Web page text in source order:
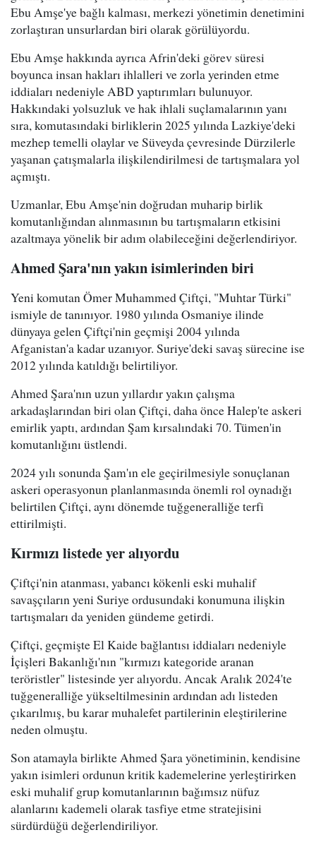
Ebu Amşe'ye bağlı kalması, merkezi yönetimin denetimini
zorlaştıran unsurlardan biri olarak görülüyordu.
Ebu Amşe hakkında ayrıca Afrin'deki görev süresi
boyunca insan hakları ihlalleri ve zorla yerinden etme
iddiaları nedeniyle ABD yaptırımları bulunuyor.
Hakkındaki yolsuzluk ve hak ihlali suçlamalarının yanı
sıra, komutasındaki birliklerin 2025 yılında Lazkiye'deki
mezhep temelli olaylar ve Süveyda çevresinde Dürzilerle
yaşanan çatışmalarla ilişkilendirilmesi de tartışmalara yol
açmıştı.
Uzmanlar, Ebu Amşe'nin doğrudan muharip birlik
komutanlığından alınmasının bu tartışmaların etkisini
azaltmaya yönelik bir adım olabileceğini değerlendiriyor.
Ahmed Şara'nın yakın isimlerinden biri
Yeni komutan Ömer Muhammed Çiftçi, "Muhtar Türki"
ismiyle de tanınıyor. 1980 yılında Osmaniye ilinde
dünyaya gelen Çiftçi'nin geçmişi 2004 yılında
Afganistan'a kadar uzanıyor. Suriye'deki savaş sürecine ise
2012 yılında katıldığı belirtiliyor.
Ahmed Şara'nın uzun yıllardır yakın çalışma
arkadaşlarından biri olan Çiftçi, daha önce Halep'te askeri
emirlik yaptı, ardından Şam kırsalındaki 70. Tümen'in
komutanlığını üstlendi.
2024 yılı sonunda Şam'ın ele geçirilmesiyle sonuçlanan
askeri operasyonun planlanmasında önemli rol oynadığı
belirtilen Çiftçi, aynı dönemde tuğgeneralliğe terfi
ettirilmişti.
Kırmızı listede yer alıyordu
Çiftçi'nin atanması, yabancı kökenli eski muhalif
savaşçıların yeni Suriye ordusundaki konumuna ilişkin
tartışmaları da yeniden gündeme getirdi.
Çiftçi, geçmişte El Kaide bağlantısı iddiaları nedeniyle
İçişleri Bakanlığı'nın "kırmızı kategoride aranan
teröristler" listesinde yer alıyordu. Ancak Aralık 2024'te
tuğgeneralliğe yükseltilmesinin ardından adı listeden
çıkarılmış, bu karar muhalefet partilerinin eleştirilerine
neden olmuştu.
Son atamayla birlikte Ahmed Şara yönetiminin, kendisine
yakın isimleri ordunun kritik kademelerine yerleştirirken
eski muhalif grup komutanlarının bağımsız nüfuz
alanlarını kademeli olarak tasfiye etme stratejisini
sürdürdüğü değerlendiriliyor.